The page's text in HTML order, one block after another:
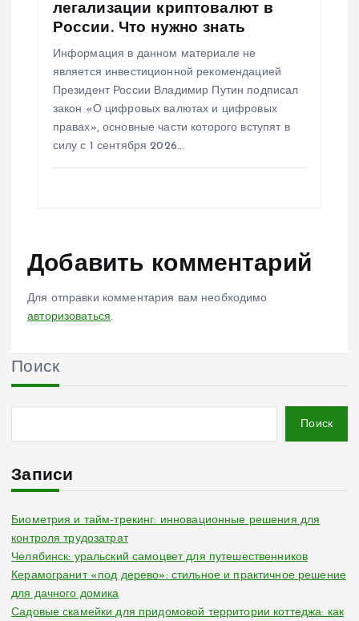
легализации криптовалют в
России. Что нужно знать
Информация в данном материале не
является инвестиционной рекомендацией
Президент России Владимир Путин подписал
закон «О цифровых валютах и цифровых
правах», основные части которого вступят в
силу с 1 сентября 2026…
Добавить комментарий
Для отправки комментария вам необходимо
авторизоваться.
Поиск
Поиск
Записи
Биометрия и тайм-трекинг: инновационные решения для
контроля трудозатрат
Челябинск: уральский самоцвет для путешественников
Керамогранит «под дерево»: стильное и практичное решение
для дачного домика
Садовые скамейки для придомовой территории коттеджа: как